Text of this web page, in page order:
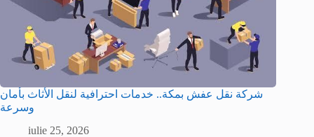
شركة نقل عفش بمكة.. خدمات احترافية لنقل الأثاث بأمان
وسرعة
iulie 25, 2026